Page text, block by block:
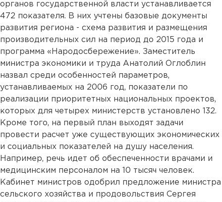
органов государственной власти устанавливается
472 показателя. В них учтены базовые документы
развития региона - схема развития и размещения
производительных сил на период до 2015 года и
программа «Народосбережение». Заместитель
министра экономики и труда Анатолий Оглоблин
назвал среди особенностей параметров,
устанавливаемых на 2006 год, показатели по
реализации приоритетных национальных проектов,
которых для четырех министерств установлено 132.
Кроме того, на первый план выходят задачи
провести расчет уже существующих экономических
и социальных показателей на душу населения.
Например, речь идет об обеспеченности врачами и
медицинским персоналом на 10 тысяч человек.
Кабинет министров одобрил предложение министра
сельского хозяйства и продовольствия Сергея